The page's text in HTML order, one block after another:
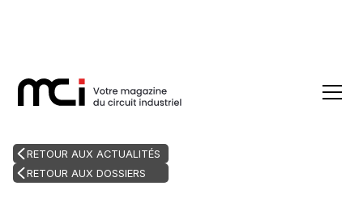
RETOUR AUX ACTUALITÉS
RETOUR AUX DOSSIERS